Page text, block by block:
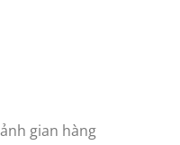
gian hàng